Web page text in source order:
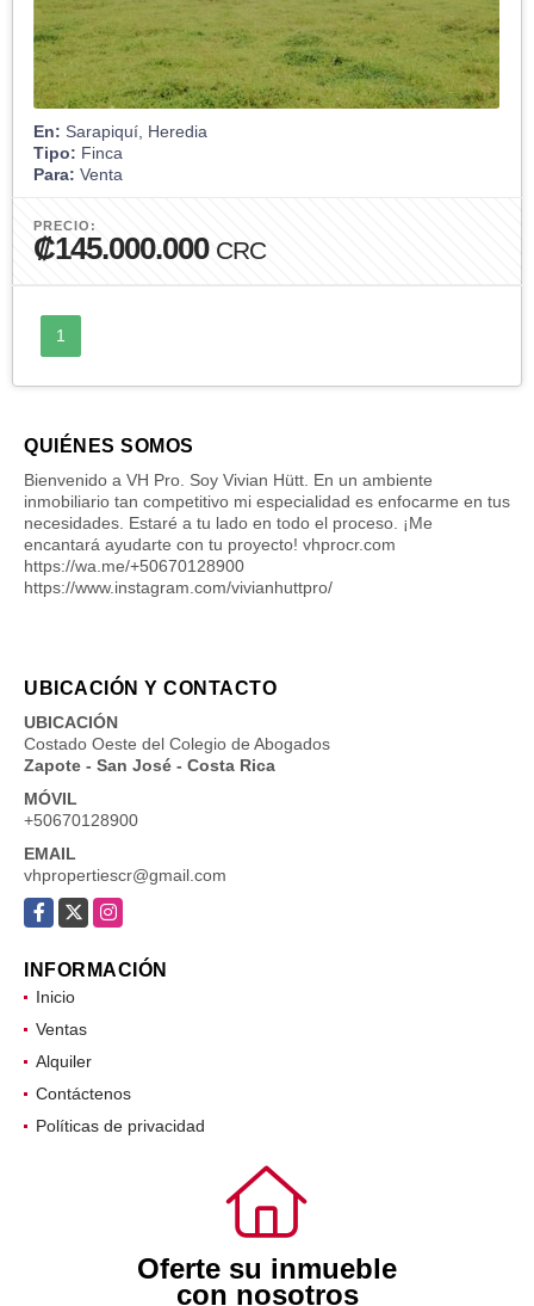
En: Sarapiquí, Heredia
Tipo: Finca
Para: Venta
PRECIO:
₡145.000.000 CRC
1
QUIÉNES SOMOS
Bienvenido a VH Pro. Soy Vivian Hütt. En un ambiente
inmobiliario tan competitivo mi especialidad es enfocarme en tus
necesidades. Estaré a tu lado en todo el proceso. ¡Me
encantará ayudarte con tu proyecto! vhprocr.com
https://wa.me/+50670128900
https://www.instagram.com/vivianhuttpro/
UBICACIÓN Y CONTACTO
UBICACIÓN
Costado Oeste del Colegio de Abogados
Zapote - San José - Costa Rica
MÓVIL
+50670128900
EMAIL
vhpropertiescr@gmail.com
Facebook
X Instagram
INFORMACIÓN
Inicio
Ventas
Alquiler
Contáctenos
Políticas de privacidad
Oferte su inmueble
con nosotros